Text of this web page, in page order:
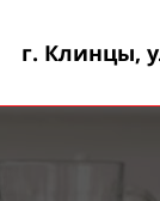
г. Клинцы,